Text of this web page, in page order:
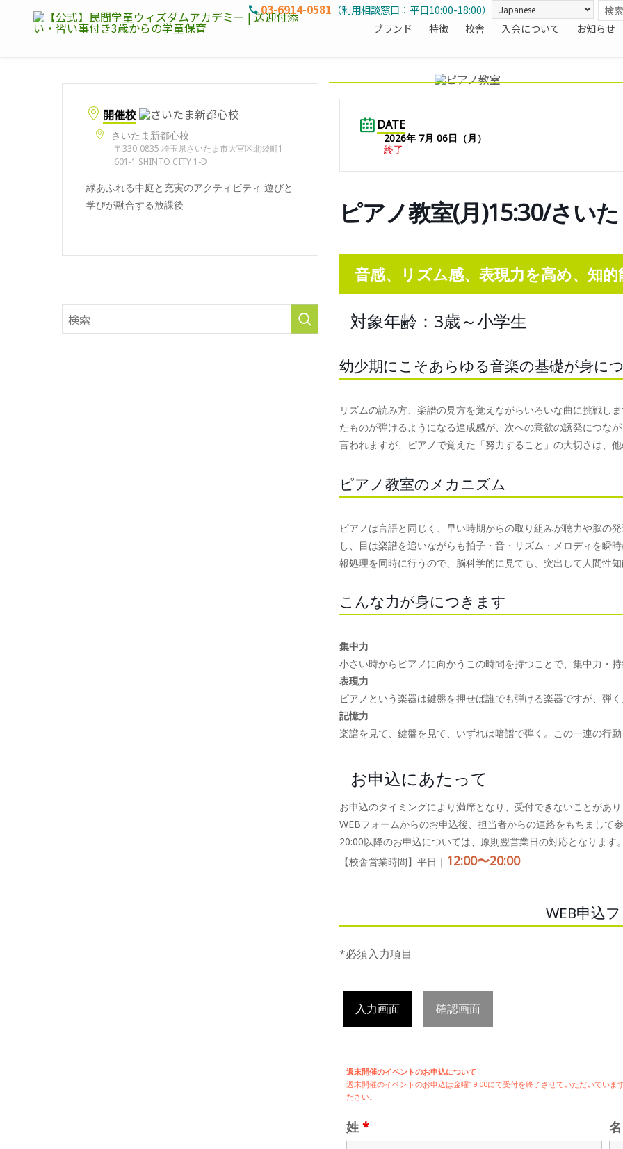
ブランド 特徴 校舎 入会について お知らせ
03-6914-0581 （利用相談窓口：平日10:00-18:00）
開催校
さいたま新都心校
〒330-0835 埼玉県さいたま市大宮区北袋町1-
601-1 SHINTO CITY 1-D
緑あふれる中庭と充実のアクティビティ 遊びと
学びが融合する放課後
DATE
2026年 7月 06日（月）
終了
ピアノ教室(月)15:30/さい
音感、リズム感、表現力を高め、知
対象年齢：3歳～小学生
幼少期にこそあらゆる音楽の基礎が身につ
リズムの読み方、楽譜の見方を覚えながらいろいな曲に挑戦し
たものが弾けるようになる達成感が、次への意欲の誘発につな
言われますが、ピアノで覚えた「努力すること」の大切さは、
ピアノ教室のメカニズム
ピアノは言語と同じく、早い時期からの取り組みが聴力や脳の
し、目は楽譜を追いながらも拍子・音・リズム・メロディを瞬
報処理を同時に行うので、脳科学的に見ても、突出して人間性
こんな力が身につきます
集中力
小さい時からピアノに向かうこの時間を持つことで、集中力・持
表現力
ピアノという楽器は鍵盤を押せば誰でも弾ける楽器ですが、弾
記憶力
楽譜を見て、鍵盤を見て、いずれは暗譜で弾く。この一連の行
お申込にあたって
お申込のタイミングにより満席となり、受付できないことがあ
WEBフォームからのお申込後、担当者からの連絡をもちまして参
20:00以降のお申込については、原則翌営業日の対応となります。
【校舎営業時間】平日｜ 12:00〜20:00
WEB申込
*必須入力項目
入力画面 確認画面
週末開催のイベントのお申込について
週末開催のイベントのお申込は金曜19:00にて受付を終了させていただいていま
ださい。
姓 *